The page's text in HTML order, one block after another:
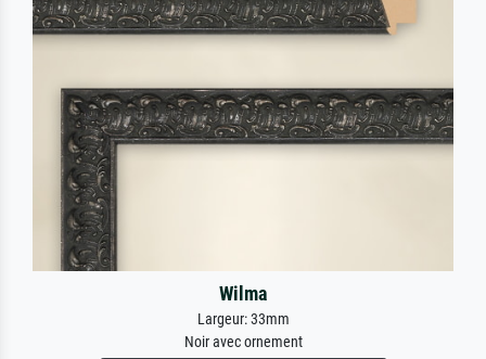
Wilma
Largeur: 33mm
Noir avec ornement